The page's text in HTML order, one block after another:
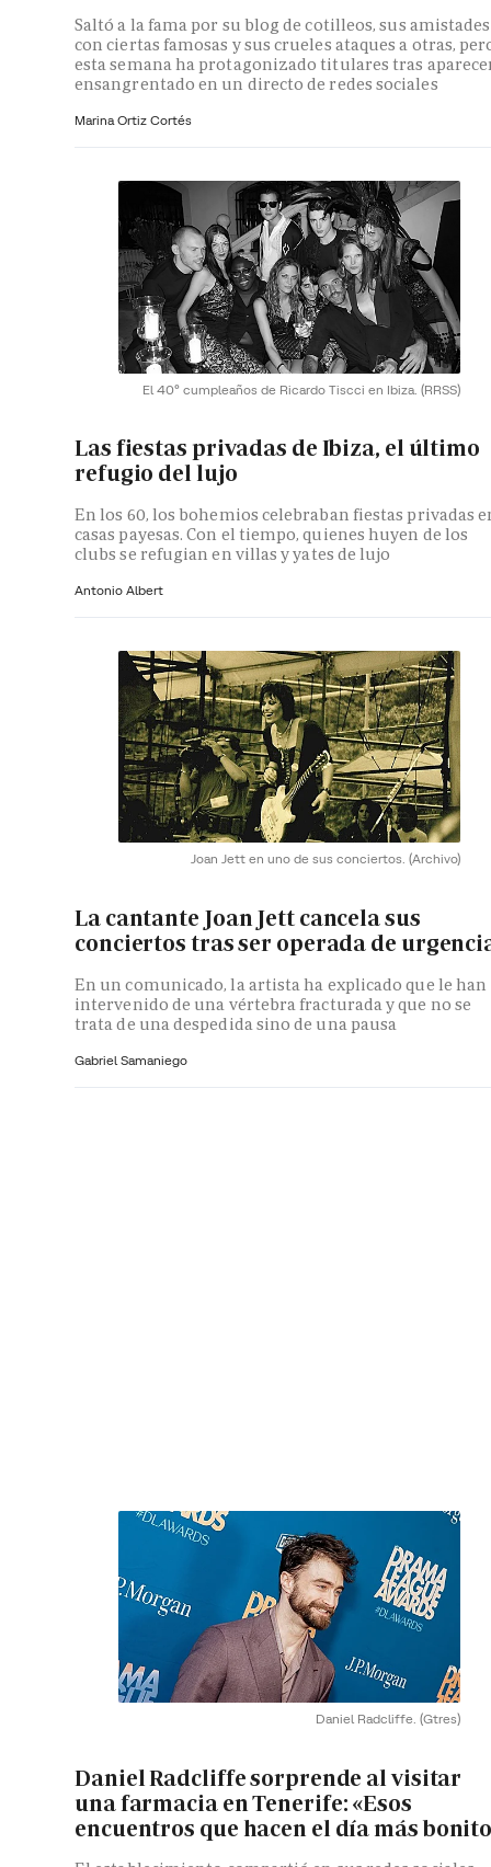
Saltó a la fama por su blog de cotilleos, sus amistades
con ciertas famosas y sus crueles ataques a otras,
esta semana ha protagonizado titulares tras
ensangrentado en un directo de redes sociales
Marina Ortiz Cortés
El 40º cumpleaños de Ricardo Tiscci en Ibiza. (RRSS)
Las fiestas privadas de Ibiza, el último
refugio del lujo
En los 60, los bohemios celebraban fiestas privadas
casas payesas. Con el tiempo, quienes huyen de los
clubs se refugian en villas y yates de lujo
Antonio Albert
Joan Jett en uno de sus conciertos. (Archivo)
La cantante Joan Jett cancela sus
conciertos tras ser operada de
En un comunicado, la artista ha explicado que le han
intervenido de una vértebra fracturada y que no se
trata de una despedida sino de una pausa
Gabriel Samaniego
Daniel Radcliffe. (Gtres)
Daniel Radcliffe sorprende al visitar
una farmacia en Tenerife: «Esos
encuentros que hacen el día más